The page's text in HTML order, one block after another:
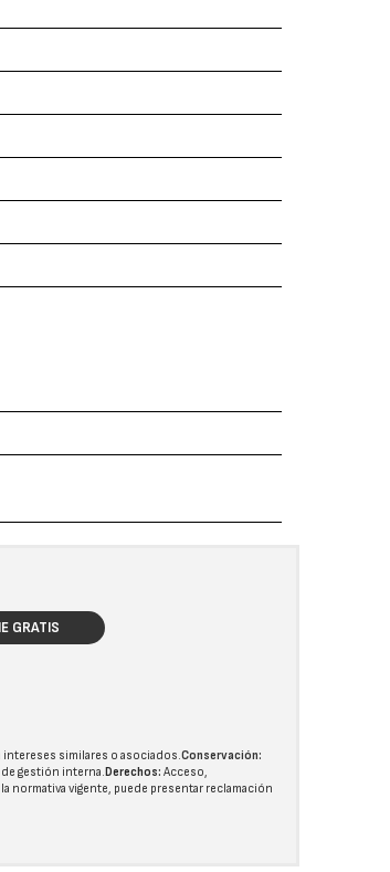
GRATIS
intereses similares o asociados.Conservación:
gestión interna.Derechos: Acceso,
normativa vigente, puede presentar reclamación